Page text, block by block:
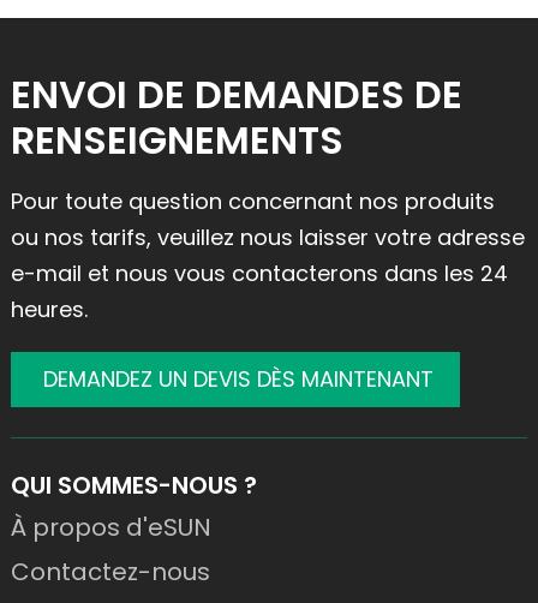
ENVOI DE DEMANDES DE
RENSEIGNEMENTS
Pour toute question concernant nos produits
ou nos tarifs, veuillez nous laisser votre adresse
e-mail et nous vous contacterons dans les 24
heures.
DEMANDEZ UN DEVIS DÈS MAINTENANT
QUI SOMMES-NOUS ?
À propos d'eSUN
Contactez-nous